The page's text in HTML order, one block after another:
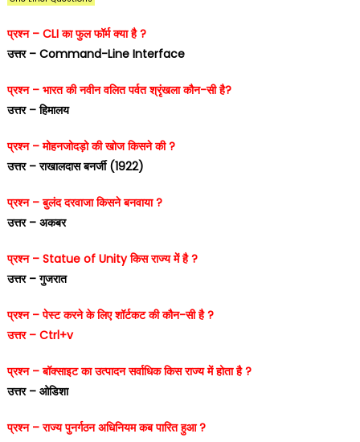
प्रश्न – CLI का फुल फॉर्म क्या है ?
उत्तर – Command-Line Interface
प्रश्न – भारत की नवीन वलित पर्वत श्रृंखला कौन-सी है?
उत्तर – हिमालय
प्रश्न – मोहनजोदड़ो की खोज किसने की ?
उत्तर – राखालदास बनर्जी (1922)
प्रश्न – बुलंद दरवाजा किसने बनवाया ?
उत्तर – अकबर
प्रश्न – Statue of Unity किस राज्य में है ?
उत्तर – गुजरात
प्रश्न – पेस्ट करने के लिए शॉर्टकट की कौन-सी है ?
उत्तर – Ctrl+v
प्रश्न – बॉक्साइट का उत्पादन सर्वाधिक किस राज्य में होता है ?
उत्तर – ओडिशा
प्रश्न – राज्य पुनर्गठन अधिनियम कब पारित हुआ ?